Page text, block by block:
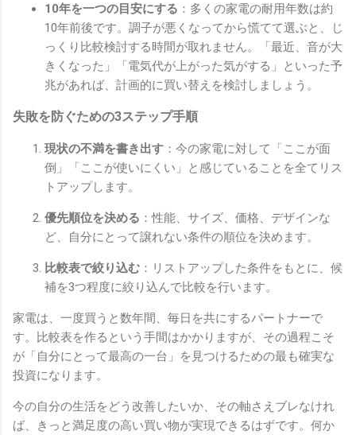
10年を一つの目安にする ：多くの家電の耐用年数は約
10年前後です。調子が悪くなってから慌てて選ぶと、じ
っくり比較検討する時間が取れません。「最近、音が大
きくなった」「電気代が上がった気がする」といった予
兆があれば、計画的に買い替えを検討しましょう。
失敗を防ぐための3ステップ手順
現状の不満を書き出す ：今の家電に対して「ここが面
倒」「ここが使いにくい」と感じていることを全てリス
トアップします。
優先順位を決める ：性能、サイズ、価格、デザインな
ど、自分にとって譲れない条件の順位を決めます。
比較表で絞り込む ：リストアップした条件をもとに、候
補を3つ程度に絞り込んで比較を行います。
家電は、一度買うと数年間、毎日を共にするパートナーで
す。比較表を作るという手間はかかりますが、その過程こそ
が「自分にとって最高の一台」を見つけるための最も確実な
投資になります。
今の自分の生活をどう改善したいか、その軸さえブレなけれ
ば、きっと満足度の高い買い物が実現できるはずです。何か